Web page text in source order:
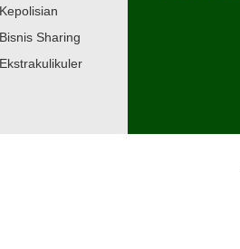
Kepolisian
Bisnis Sharing
Ekstrakulikuler